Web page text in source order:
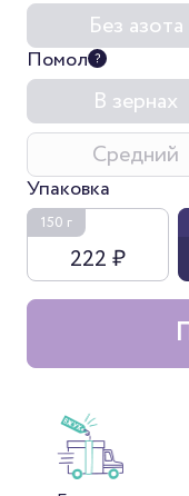
Без азота
Помол
В зернах
Средний
Упаковка
150 г
222 ₽